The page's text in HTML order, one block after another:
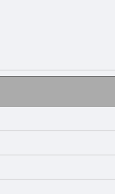
!
但有一些挫折却可以
如果你想和我聊天的
在那个瞬间，改善